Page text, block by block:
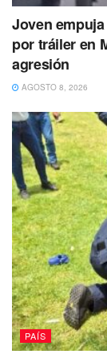
Mediante un
informó que
Joven
por tráiler en
agresión
AGOSTO 8, 2026
PAÍS